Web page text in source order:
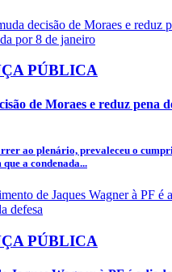
PÚBLICA
de Moraes e reduz pena
ao plenário, prevaleceu o
que a condenada...
PÚBLICA